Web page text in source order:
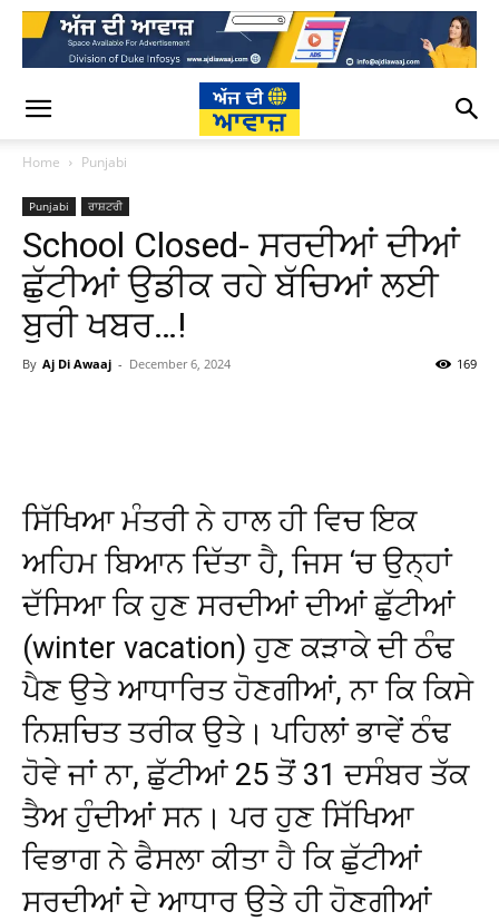
Home Punjabi
Punjabi ਰਾਸ਼ਟਰੀ
School Closed- ਸਰਦੀਆਂ ਦੀਆਂ
ਛੁੱਟੀਆਂ ਉਡੀਕ ਰਹੇ ਬੱਚਿਆਂ ਲਈ
ਬੁਰੀ ਖਬਰ…!
By Aj Di Awaaj - December 6, 2024 169
ਸਿੱਖਿਆ ਮੰਤਰੀ ਨੇ ਹਾਲ ਹੀ ਵਿਚ ਇਕ
ਅਹਿਮ ਬਿਆਨ ਦਿੱਤਾ ਹੈ, ਜਿਸ ‘ਚ ਉਨ੍ਹਾਂ
ਦੱਸਿਆ ਕਿ ਹੁਣ ਸਰਦੀਆਂ ਦੀਆਂ ਛੁੱਟੀਆਂ
(winter vacation) ਹੁਣ ਕੜਾਕੇ ਦੀ ਠੰਢ
ਪੈਣ ਉਤੇ ਆਧਾਰਿਤ ਹੋਣਗੀਆਂ, ਨਾ ਕਿ ਕਿਸੇ
ਨਿਸ਼ਚਿਤ ਤਰੀਕ ਉਤੇ। ਪਹਿਲਾਂ ਭਾਵੇਂ ਠੰਢ
ਹੋਵੇ ਜਾਂ ਨਾ, ਛੁੱਟੀਆਂ 25 ਤੋਂ 31 ਦਸੰਬਰ ਤੱਕ
ਤੈਅ ਹੁੰਦੀਆਂ ਸਨ। ਪਰ ਹੁਣ ਸਿੱਖਿਆ
ਵਿਭਾਗ ਨੇ ਫੈਸਲਾ ਕੀਤਾ ਹੈ ਕਿ ਛੁੱਟੀਆਂ
ਸਰਦੀਆਂ ਦੇ ਆਧਾਰ ਉਤੇ ਹੀ ਹੋਣਗੀਆਂ